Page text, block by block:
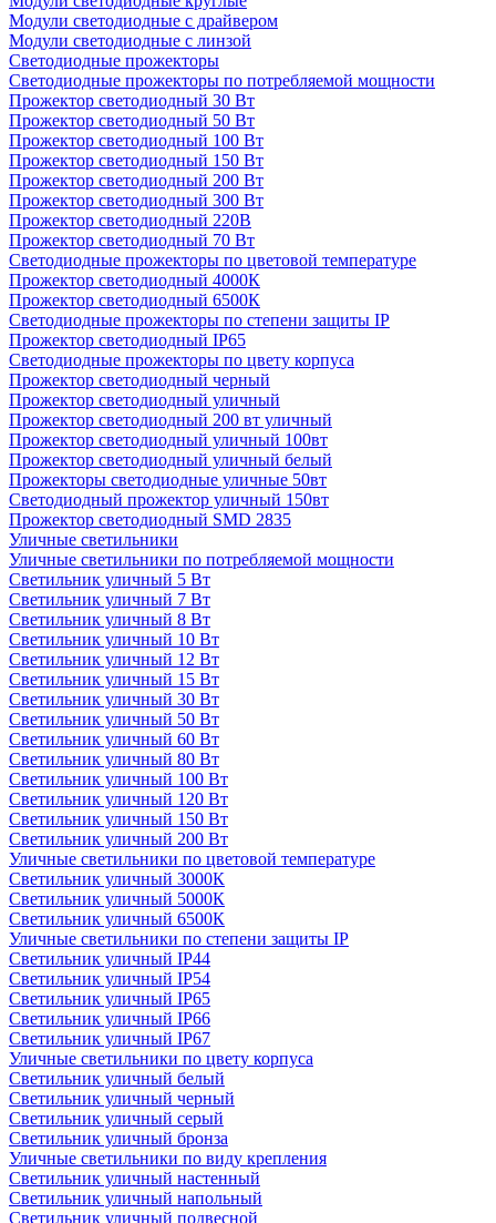
Модули светодиодные с драйвером
Модули светодиодные с линзой
Светодиодные прожекторы
Светодиодные прожекторы по потребляемой мощности
Прожектор светодиодный 30 Вт
Прожектор светодиодный 50 Вт
Прожектор светодиодный 100 Вт
Прожектор светодиодный 150 Вт
Прожектор светодиодный 200 Вт
Прожектор светодиодный 300 Вт
Прожектор светодиодный 220В
Прожектор светодиодный 70 Вт
Светодиодные прожекторы по цветовой температуре
Прожектор светодиодный 4000К
Прожектор светодиодный 6500К
Светодиодные прожекторы по степени защиты IP
Прожектор светодиодный IP65
Светодиодные прожекторы по цвету корпуса
Прожектор светодиодный черный
Прожектор светодиодный уличный
Прожектор светодиодный 200 вт уличный
Прожектор светодиодный уличный 100вт
Прожектор светодиодный уличный белый
Прожекторы светодиодные уличные 50вт
Светодиодный прожектор уличный 150вт
Прожектор светодиодный SMD 2835
Уличные светильники
Уличные светильники по потребляемой мощности
Светильник уличный 5 Вт
Светильник уличный 7 Вт
Светильник уличный 8 Вт
Светильник уличный 10 Вт
Светильник уличный 12 Вт
Светильник уличный 15 Вт
Светильник уличный 30 Вт
Светильник уличный 50 Вт
Светильник уличный 60 Вт
Светильник уличный 80 Вт
Светильник уличный 100 Вт
Светильник уличный 120 Вт
Светильник уличный 150 Вт
Светильник уличный 200 Вт
Уличные светильники по цветовой температуре
Cветильник уличный 3000К
Cветильник уличный 5000К
Cветильник уличный 6500К
Уличные светильники по степени защиты IP
Светильник уличный IP44
Светильник уличный IP54
Светильник уличный IP65
Светильник уличный IP66
Светильник уличный IP67
Уличные светильники по цвету корпуса
Светильник уличный белый
Светильник уличный черный
Светильник уличный серый
Светильник уличный бронза
Уличные светильники по виду крепления
Светильник уличный настенный
Светильник уличный напольный
Светильник уличный подвесной